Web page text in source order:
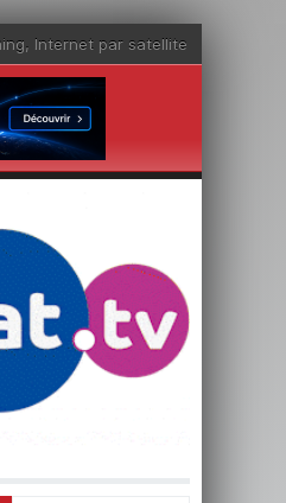
, Internet par satellite